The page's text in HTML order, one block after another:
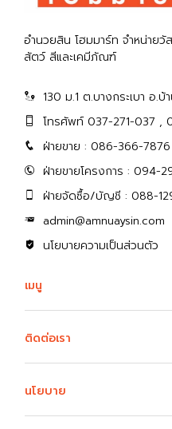
อำนวยสิน โฮมมาร์ท จำหน่าย
สัตว์ สีและเคมีภัณฑ์
130 ม.1 ต.บางกระเบา อ.
โทรศัพท์ 037-271-037 ,
ฝ่ายขาย : 086-366-7876
ฝ่ายขายโครงการ : 094-
ฝ่ายจัดซื้อ/บัญชี : 088-
admin@amnuaysin.com
นโยบายความเป็นส่วนตัว
เมนู
ติดต่อเรา
นโยบาย